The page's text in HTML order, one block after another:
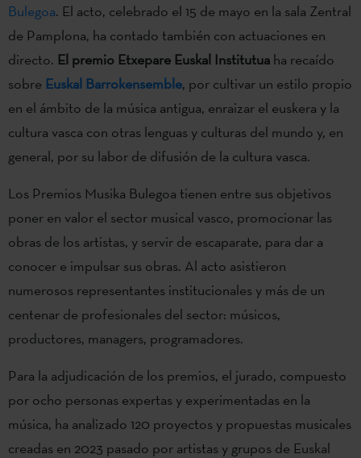
Bulegoa. El acto, celebrado el 15 de mayo en la sala Zentral
de Pamplona, ha contado también con actuaciones en
directo. El premio Etxepare Euskal Institutua ha recaído
sobre Euskal Barrokensemble, por cultivar un estilo propio
en el ámbito de la música antigua, enraizar el euskera y la
cultura vasca con otras lenguas y culturas del mundo y, en
general, por su labor de difusión de la cultura vasca.
Los Premios Musika Bulegoa tienen entre sus objetivos
poner en valor el sector musical vasco, promocionar las
obras de los artistas, y servir de escaparate, para dar a
conocer e impulsar sus obras. Al acto asistieron
numerosos representantes institucionales y más de un
centenar de profesionales del sector: músicos,
productores, managers, programadores.
Para la adjudicación de los premios, el jurado, compuesto
por ocho personas expertas y experimentadas en la
música, ha analizado 120 proyectos y propuestas musicales
creadas en 2023 pasado por artistas y grupos de Euskal